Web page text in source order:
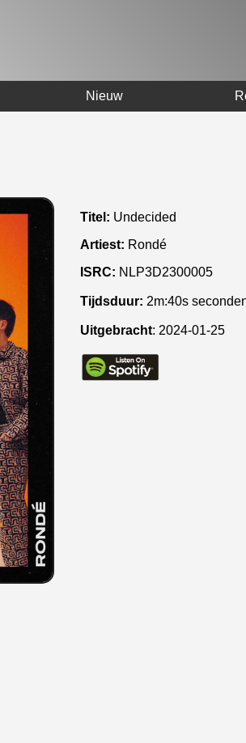
Nieuw
Titel: Undecided
Artiest: Rondé
ISRC: NLP3D2300005
Tijdsduur: 2m:40s
Uitgebracht: 2024-01-25